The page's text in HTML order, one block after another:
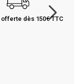
offerte dès 150€ TTC